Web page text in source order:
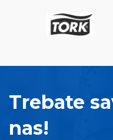
Trebate
nas!